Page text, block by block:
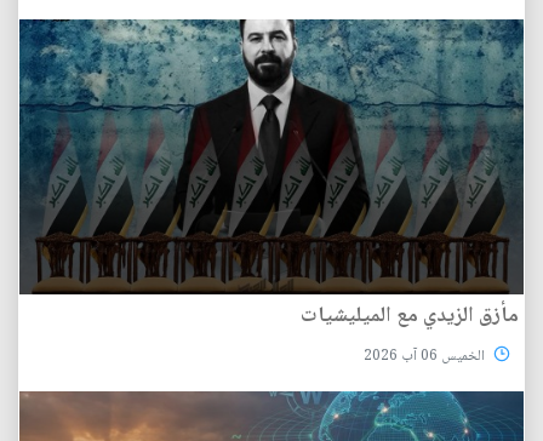
مأزق الزيدي مع الميليشيات
الخميس 06 آب 2026